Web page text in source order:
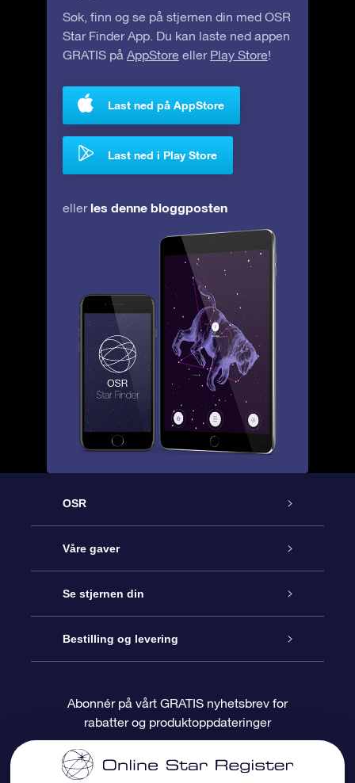
Søk, finn og se på stjernen din med OSR
Star Finder App. Du kan laste ned appen
GRATIS på AppStore eller Play Store!
Last ned på AppStore
Last ned i Play Store
eller les denne bloggposten
OSR
Kundeservice
Kontakt oss
Bloggen
Anmeldelser
Våre gaver
Online Stjernegave
OSR Gavepakke
OSR-gavekortet
Bedriftsgaver
Se stjernen din
Star Register
Pesontilpasset stjerneside
One Million Stars
Bestilling og levering
Betalingsinformasjon
Fraktinformasjon
Abonnér på vårt GRATIS nyhetsbrev for
rabatter og produktoppdateringer